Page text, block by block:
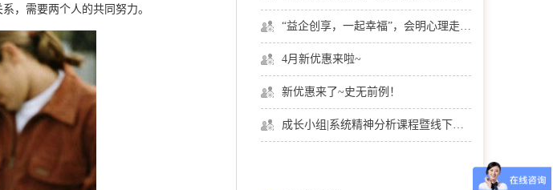
，需要两个人的共同努力。
“益企创享，一起幸福”，会明心理走进社区公益，与居民一起让社区更美好
4月新优惠来啦~
新优惠来了~史无前例！
成长小组|系统精神分析课程暨线下团体成长小组招募
症、婚恋情感、个人成长等
在线预约>>
陈欣 首席咨询师
擅长：职场、人际、两性关
系、情感问题等